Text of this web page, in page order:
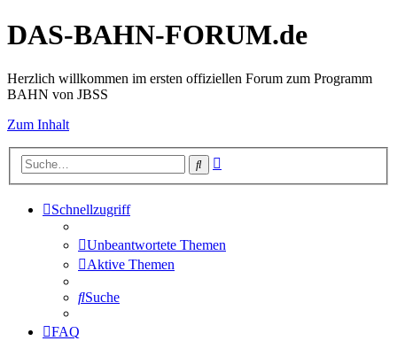
DAS-BAHN-FORUM.de
Herzlich willkommen im ersten offiziellen Forum zum Programm
BAHN von JBSS
Zum Inhalt
Suche
Schnellzugriff
Unbeantwortete Themen
Aktive Themen
Suche
FAQ